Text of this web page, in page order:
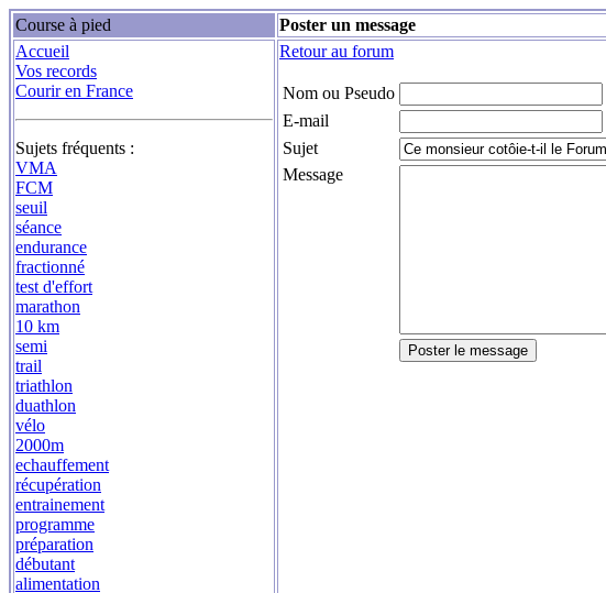
Course à pied
Poster un message
Accueil
Vos records
Courir en France
Sujets fréquents :
VMA
FCM
seuil
séance
endurance
fractionné
test d'effort
marathon
10 km
semi
trail
triathlon
duathlon
vélo
2000m
echauffement
récupération
entrainement
programme
préparation
débutant
alimentation
Retour au forum
Nom ou Pseudo
E-mail
Sujet
Message